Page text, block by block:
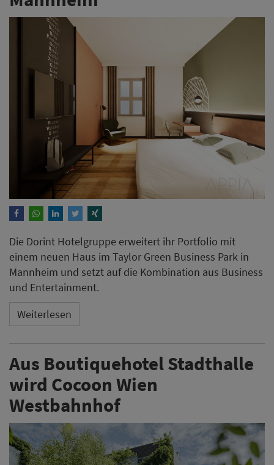
Die Dorint Hotelgruppe erweitert ihr Portfolio mit
einem neuen Haus im Taylor Green Business Park in
Mannheim und setzt auf die Kombination aus Business
und Entertainment.
Weiterlesen
Aus Boutiquehotel Stadthalle
wird Cocoon Wien
Westbahnhof